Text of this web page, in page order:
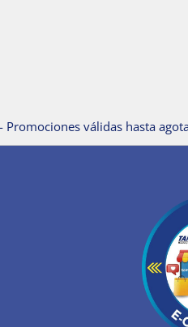
válidas hasta